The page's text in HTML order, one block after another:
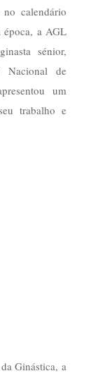
calendário
época, a AGL
sénior,
Nacional de
um
trabalho e
Ginástica, a